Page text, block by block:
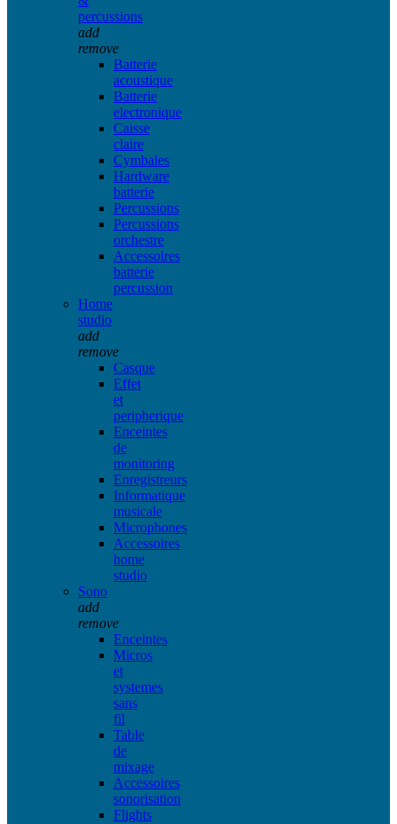
percussions
add
remove
Batterie
acoustique
Batterie
electronique
Caisse
claire
Cymbales
Hardware
batterie
Percussions
Percussions
orchestre
Accessoires
batterie
percussion
Home
studio
add
remove
Casque
Effet
et
peripherique
Enceintes
de
monitoring
Enregistreurs
Informatique
musicale
Microphones
Accessoires
home
studio
Sono
add
remove
Enceintes
Micros
et
systemes
sans
fil
Table
de
mixage
Accessoires
sonorisation
Flights